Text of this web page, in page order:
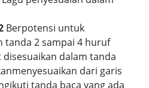
Berpotensi untuk
tanda 2 sampai 4 huruf
dalam tanda
dari garis
tanda baca yang ada